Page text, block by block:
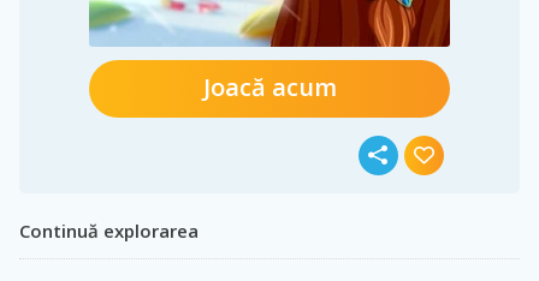
Joacă acum
Continuă explorarea